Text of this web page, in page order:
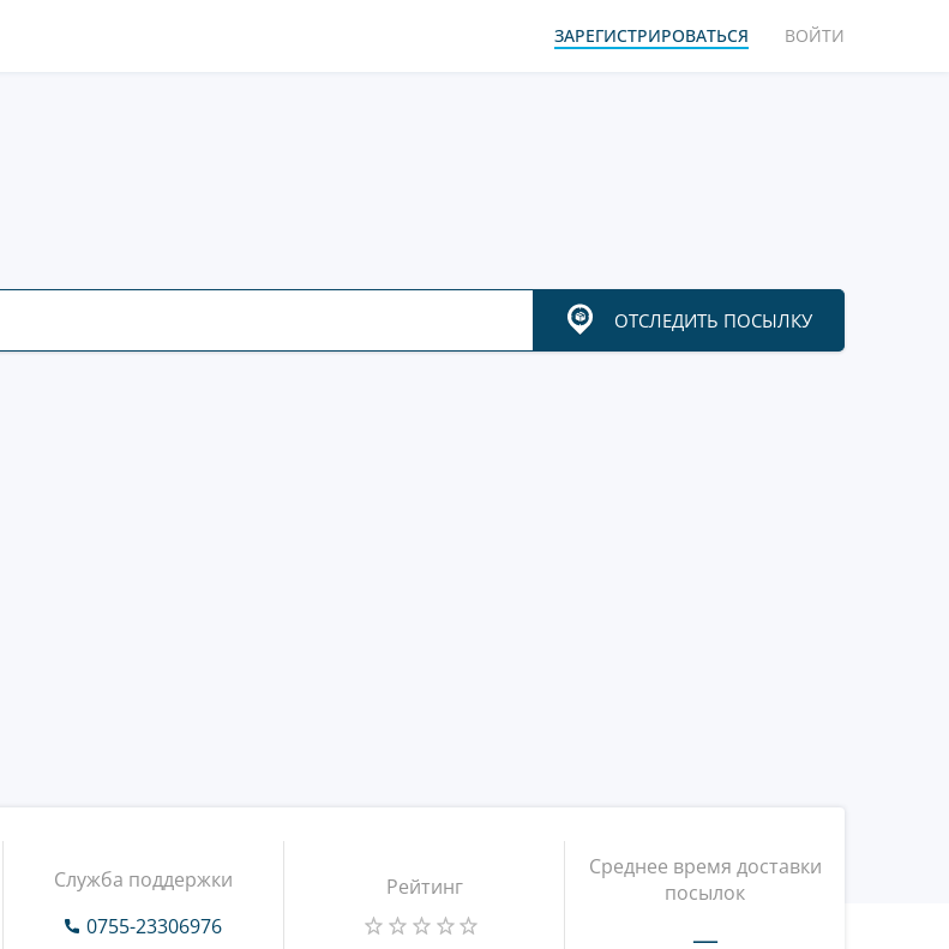
ЗАРЕГИСТРИРОВАТЬСЯ ВОЙТИ
ОТСЛЕДИТЬ ПОСЫЛКУ
Служба поддержки
0755-23306976
Рейтинг
Среднее время доставки
посылок
—